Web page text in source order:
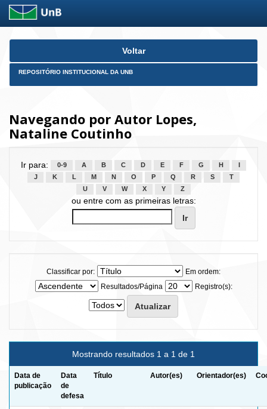
Skip
Voltar
REPOSITÓRIO INSTITUCIONAL DA UNB
Navegando por Autor Lopes,
Nataline Coutinho
Ir para: 0-9 A B C D E F G H
J
K L M N O P Q R S
T
U
V W X Y Z
ou entre com as primeiras letras:
Classificar por:
Em ordem:
Resultados/Página
Registro(s):
Mostrando resultados 1 a 1 de 1
Data de
publicação
Data
de
defesa
Título Autor(es) Orientador(es)